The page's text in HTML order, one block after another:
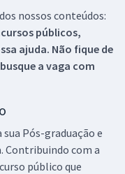
nossos conteúdos:
públicos,
ajuda. Não fique de
a vaga com
Pós-graduação e
Contribuindo com a
público que